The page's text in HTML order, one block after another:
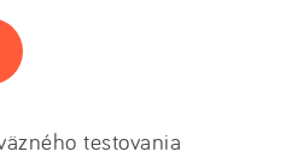
testovania